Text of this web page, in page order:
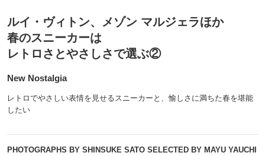
ルイ・ヴィトン、メゾン マルジェラほか
春のスニーカーは
レトロさとやさしさで選ぶ②
New Nostalgia
レトロでやさしい表情を見せるスニーカーと、愉しさに満ちた春を堪能
したい
PHOTOGRAPHS BY SHINSUKE SATO SELECTED BY MAYU YAUCHI